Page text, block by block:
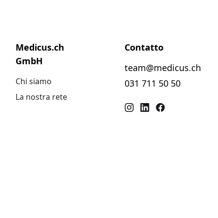
Medicus.ch
GmbH
Chi siamo
La nostra rete
Contatto
team@medicus.ch
031 711 50 50